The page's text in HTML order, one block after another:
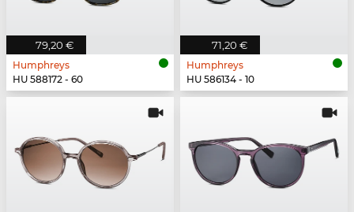
79,20 €
Humphreys
HU 588172 - 60
71,20 €
Humphreys
HU 586134 - 10